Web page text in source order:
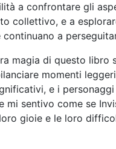
a confrontare gli
collettivo, e a
continuano a
magia di questo libro
momenti
e i
mi sentivo come se
gioie e le loro